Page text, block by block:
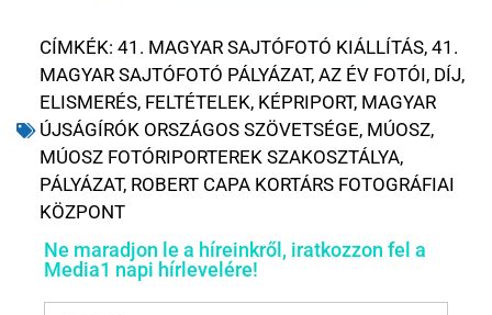
CÍMKÉK: 41. MAGYAR SAJTÓFOTÓ KIÁLLÍTÁS, 41.
MAGYAR SAJTÓFOTÓ PÁLYÁZAT, AZ ÉV FOTÓI, DÍJ,
ELISMERÉS, FELTÉTELEK, KÉPRIPORT, MAGYAR
ÚJSÁGÍRÓK ORSZÁGOS SZÖVETSÉGE, MÚOSZ,
MÚOSZ FOTÓRIPORTEREK SZAKOSZTÁLYA,
PÁLYÁZAT, ROBERT CAPA KORTÁRS FOTOGRÁFIAI
KÖZPONT
Ne maradjon le a híreinkről, iratkozzon fel a
Media1 napi hírlevelére!